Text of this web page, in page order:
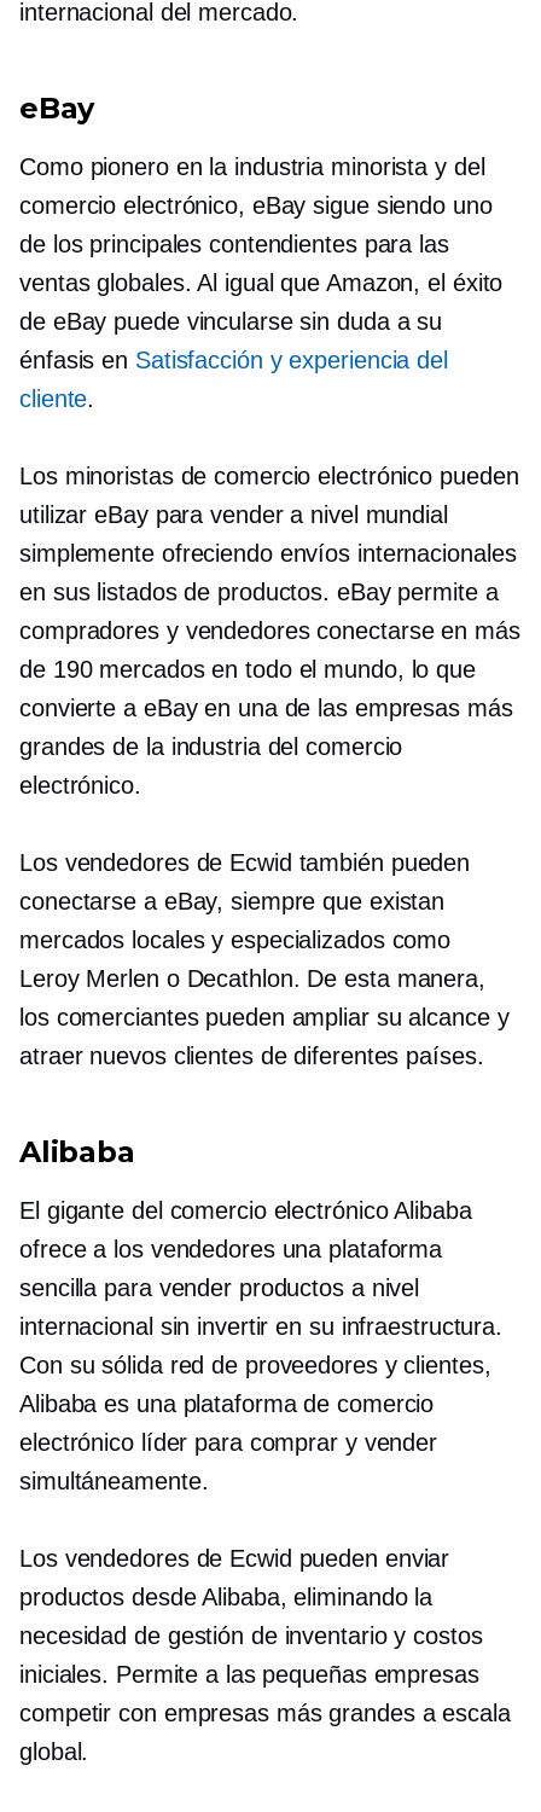
internacional del mercado.
eBay
Como pionero en la industria minorista y del
comercio electrónico, eBay sigue siendo uno
de los principales contendientes para las
ventas globales. Al igual que Amazon, el éxito
de eBay puede vincularse sin duda a su
énfasis en Satisfacción y experiencia del
cliente.
Los minoristas de comercio electrónico pueden
utilizar eBay para vender a nivel mundial
simplemente ofreciendo envíos internacionales
en sus listados de productos. eBay permite a
compradores y vendedores conectarse en más
de 190 mercados en todo el mundo, lo que
convierte a eBay en una de las empresas más
grandes de la industria del comercio
electrónico.
Los vendedores de Ecwid también pueden
conectarse a eBay, siempre que existan
mercados locales y especializados como
Leroy Merlen o Decathlon. De esta manera,
los comerciantes pueden ampliar su alcance y
atraer nuevos clientes de diferentes países.
Alibaba
El gigante del comercio electrónico Alibaba
ofrece a los vendedores una plataforma
sencilla para vender productos a nivel
internacional sin invertir en su infraestructura.
Con su sólida red de proveedores y clientes,
Alibaba es una plataforma de comercio
electrónico líder para comprar y vender
simultáneamente.
Los vendedores de Ecwid pueden enviar
productos desde Alibaba, eliminando la
necesidad de gestión de inventario y costos
iniciales. Permite a las pequeñas empresas
competir con empresas más grandes a escala
global.